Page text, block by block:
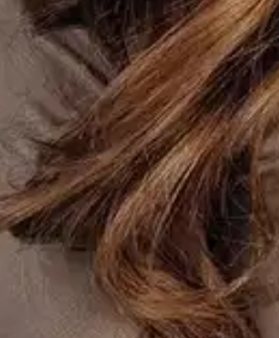
Toimitus
Kotiin tai noutopisteeseen
yli 100 €:n
toimitettavia tuotteita.
myymäläsaatavuus